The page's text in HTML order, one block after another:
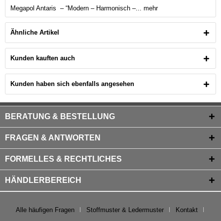
Megapol Antaris – “Modern – Harmonisch –... mehr
Ähnliche Artikel
Kunden kauften auch
Kunden haben sich ebenfalls angesehen
BERATUNG & BESTELLUNG
FRAGEN & ANTWORTEN
FORMELLES & RECHTLICHES
HÄNDLERBEREICH
Alle häufigen Fragen Stoffmuster & Ledermuster Kontakt